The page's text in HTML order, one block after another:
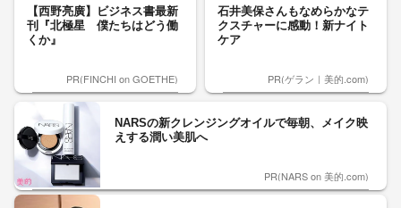
【西野亮廣】ビジネス書最新
刊『北極星 僕たちはどう働
くか』
PR(FINCHI on GOETHE)
石井美保さんもなめらかなテ
クスチャーに感動！新ナイト
ケア
PR(ゲラン｜美的.com)
NARSの新クレンジングオイルで毎朝、メイク映
えする潤い美肌へ
PR(NARS on 美的.com)